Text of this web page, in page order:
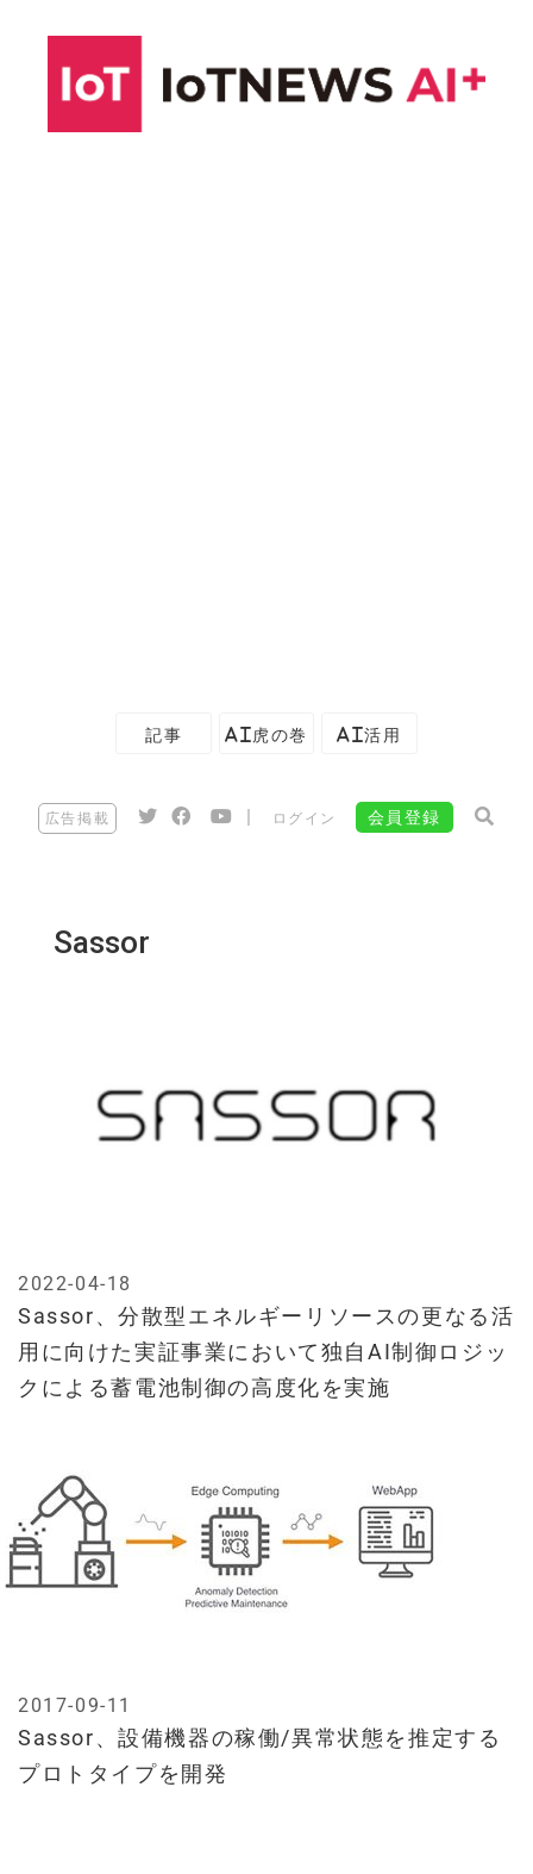
記事 AI虎の巻 AI活用
広告掲載 ログイン 会員登録
Sassor
Sassor、分散型エネルギーリソースの更なる活
用に向けた実証事業において独自AI制御ロジッ
クによる蓄電池制御の高度化を実施
2022-04-18
Sassor、設備機器の稼働/異常状態を推定する
プロトタイプを開発
2017-09-11